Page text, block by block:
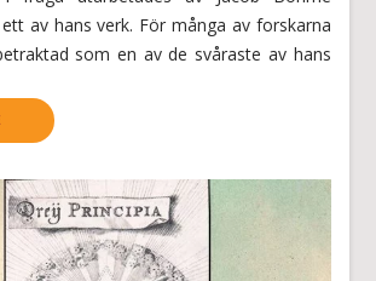
av hans verk. För många av forskarna
som en av de svåraste av hans